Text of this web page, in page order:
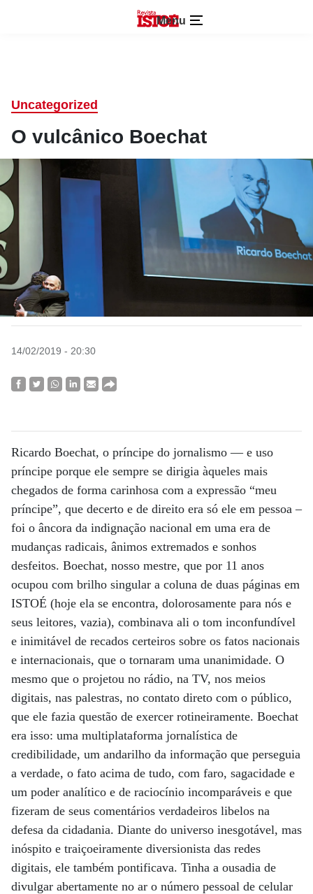
Menu
Uncategorized
O vulcânico Boechat
14/02/2019 - 20:30
Ricardo Boechat, o príncipe do jornalismo — e uso
príncipe porque ele sempre se dirigia àqueles mais
chegados de forma carinhosa com a expressão “meu
príncipe”, que decerto e de direito era só ele em pessoa –
foi o âncora da indignação nacional em uma era de
mudanças radicais, ânimos extremados e sonhos
desfeitos. Boechat, nosso mestre, que por 11 anos
ocupou com brilho singular a coluna de duas páginas em
ISTOÉ (hoje ela se encontra, dolorosamente para nós e
seus leitores, vazia), combinava ali o tom inconfundível
e inimitável de recados certeiros sobre os fatos nacionais
e internacionais, que o tornaram uma unanimidade. O
mesmo que o projetou no rádio, na TV, nos meios
digitais, nas palestras, no contato direto com o público,
que ele fazia questão de exercer rotineiramente. Boechat
era isso: uma multiplataforma jornalística de
credibilidade, um andarilho da informação que perseguia
a verdade, o fato acima de tudo, com faro, sagacidade e
um poder analítico e de raciocínio incomparáveis e que
fizeram de seus comentários verdadeiros libelos na
defesa da cidadania. Diante do universo inesgotável, mas
inóspito e traiçoeiramente diversionista das redes
digitais, ele também pontificava. Tinha a ousadia de
divulgar abertamente no ar o número pessoal de celular